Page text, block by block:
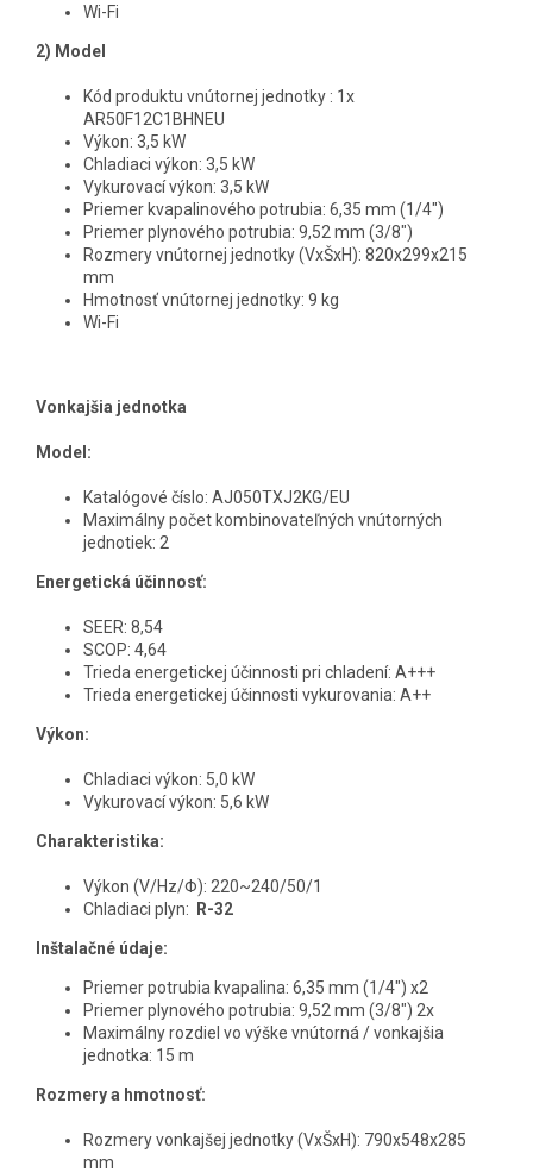
Wi-Fi
2) Model
Kód produktu vnútornej jednotky : 1x
AR50F12C1BHNEU
Výkon: 3,5 kW
Chladiaci výkon: 3,5 kW
Vykurovací výkon: 3,5 kW
Priemer kvapalinového potrubia: 6,35 mm (1/4")
Priemer plynového potrubia: 9,52 mm (3/8")
Rozmery vnútornej jednotky (VxŠxH): 820x299x215
mm
Hmotnosť vnútornej jednotky: 9 kg
Wi-Fi
Vonkajšia jednotka
Model:
Katalógové číslo: AJ050TXJ2KG/EU
Maximálny počet kombinovateľných vnútorných
jednotiek: 2
Energetická účinnosť:
SEER: 8,54
SCOP: 4,64
Trieda energetickej účinnosti pri chladení: A+++
Trieda energetickej účinnosti vykurovania: A++
Výkon:
Chladiaci výkon: 5,0 kW
Vykurovací výkon: 5,6 kW
Charakteristika:
Výkon (V/Hz/Φ): 220~240/50/1
Chladiaci plyn:
R-32
Inštalačné údaje:
Priemer potrubia kvapalina: 6,35 mm (1/4") x2
Priemer plynového potrubia: 9,52 mm (3/8") 2x
Maximálny rozdiel vo výške vnútorná / vonkajšia
jednotka: 15 m
Rozmery a hmotnosť:
Rozmery vonkajšej jednotky (VxŠxH): 790x548x285
mm